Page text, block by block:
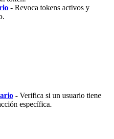
- Revoca tokens activos y
- Verifica si un usuario tiene
específica.